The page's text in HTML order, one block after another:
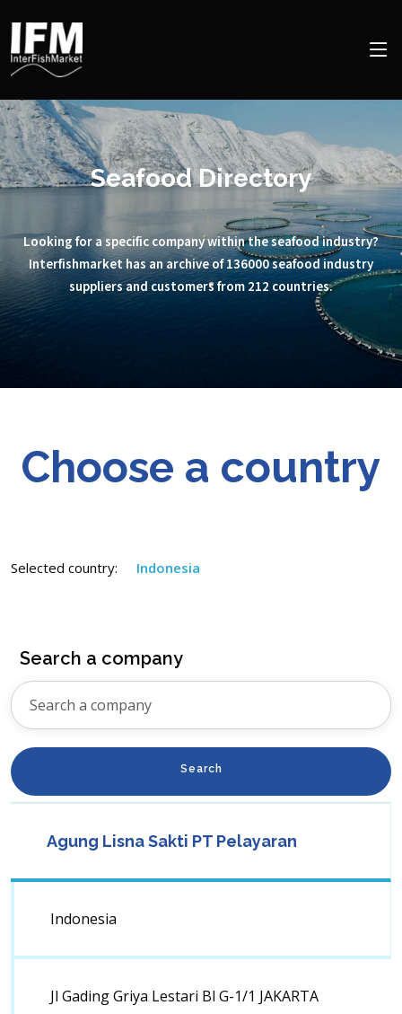
Seafood Directory
Looking for a specific company within the seafood industry?
Interfishmarket has an archive of 136000 seafood industry
suppliers and customers from 212 countries.
Choose a country
Selected country: Indonesia
Search a company
Search
Agung Lisna Sakti PT Pelayaran
Indonesia
Jl Gading Griya Lestari Bl G-1/1 JAKARTA